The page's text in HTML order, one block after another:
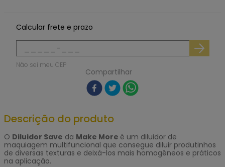
Calcular frete e prazo
Não sei meu CEP
Compartilhar
Descrição do produto
O Diluidor Save da Make More é um diluidor de
maquiagem multifuncional que consegue diluir produtinhos
de diversas texturas e deixá-los mais homogêneos e práticos
na aplicação.